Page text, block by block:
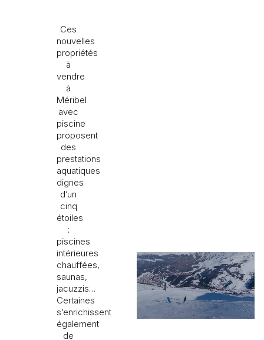
Ces
nouvelles
propriétés
à
vendre
à
Méribel
avec
piscine
proposent
des
prestations
aquatiques
dignes
d’un
cinq
étoiles
:
piscines
intérieures
chauffées,
saunas,
jacuzzis…
Certaines
s’enrichissent
également
de